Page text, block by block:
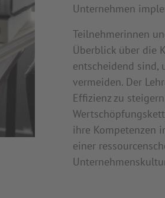
Unternehmen
Teilnehmerinnen
Überblick über die
entscheidend sind,
vermeiden. Der
Effizienz zu
ihre Kompetenzen
einer